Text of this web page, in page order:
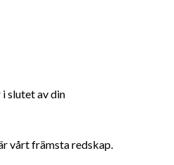
i slutet av din
vårt främsta redskap.